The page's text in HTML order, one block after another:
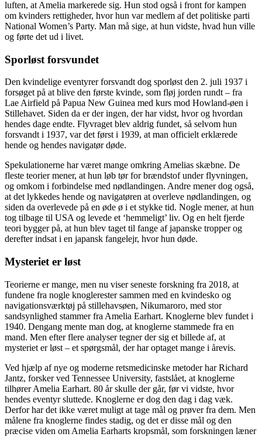
luften, at Amelia markerede sig. Hun stod også i front for kampen
om kvinders rettigheder, hvor hun var medlem af det politiske parti
National Women’s Party. Man må sige, at hun vidste, hvad hun ville
og førte det ud i livet.
Sporløst forsvundet
Den kvindelige eventyrer forsvandt dog sporløst den 2. juli 1937 i
forsøget på at blive den første kvinde, som fløj jorden rundt – fra
Lae Airfield på Papua New Guinea med kurs mod Howland-øen i
Stillehavet. Siden da er der ingen, der har vidst, hvor og hvordan
hendes dage endte. Flyvraget blev aldrig fundet, så selvom hun
forsvandt i 1937, var det først i 1939, at man officielt erklærede
hende og hendes navigatør døde.
Spekulationerne har været mange omkring Amelias skæbne. De
fleste teorier mener, at hun løb tør for brændstof under flyvningen,
og omkom i forbindelse med nødlandingen. Andre mener dog også,
at det lykkedes hende og navigatøren at overleve nødlandingen, og
siden da overlevede på en øde ø i et stykke tid. Nogle mener, at hun
tog tilbage til USA og levede et ‘hemmeligt’ liv. Og en helt fjerde
teori bygger på, at hun blev taget til fange af japanske tropper og
derefter indsat i en japansk fangelejr, hvor hun døde.
Mysteriet er løst
Teorierne er mange, men nu viser seneste forskning fra 2018, at
fundene fra nogle knoglerester sammen med en kvindesko og
navigationsværktøj på stillehavsøen, Nikumaroro, med stor
sandsynlighed stammer fra Amelia Earhart. Knoglerne blev fundet i
1940. Dengang mente man dog, at knoglerne stammede fra en
mand. Men efter flere analyser tegner der sig et billede af, at
mysteriet er løst – et spørgsmål, der har optaget mange i årevis.
Ved hjælp af nye og moderne retsmedicinske metoder har Richard
Jantz, forsker ved Tennessee University, fastslået, at knoglerne
tilhører Amelia Earhart. 80 år skulle der går, før vi vidste, hvor
hendes eventyr sluttede. Knoglerne er dog den dag i dag væk.
Derfor har det ikke været muligt at tage mål og prøver fra dem. Men
målene fra knoglerne findes stadig, og det er disse mål og den
præcise viden om Amelia Earharts kropsmål, som forskningen læner